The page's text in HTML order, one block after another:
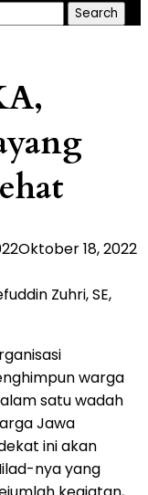
Search
Oktober 18, 2022
Zuhri, SE,
warga
satu wadah
Jawa
ini akan
nya yang